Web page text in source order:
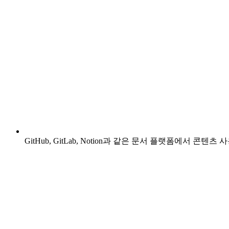
GitHub, GitLab, Notion과 같은 문서 플랫폼에서 콘텐츠